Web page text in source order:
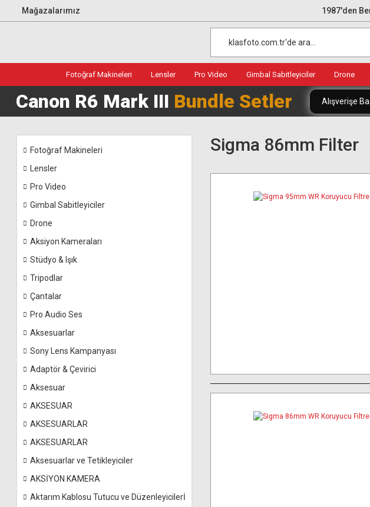
Mağazalarımız 1987'den
Fotoğraf Makineleri Lensler Pro Video Gimbal Sabitleyiciler Drone
Canon R6 Mark III Bundle Setler Alışverişe
Fotoğraf Makineleri
Lensler
Pro Video
Gimbal Sabitleyiciler
Drone
Aksiyon Kameraları
Stüdyo & Işık
Tripodlar
Çantalar
Pro Audio Ses
Aksesuarlar
Sony Lens Kampanyası
Adaptör & Çevirici
Aksesuar
AKSESUAR
AKSESUARLAR
AKSESUARLAR
Aksesuarlar ve Tetikleyiciler
AKSİYON KAMERA
Aktarım Kablosu Tutucu ve Düzenleyicilerİ
Sigma 86mm Filter